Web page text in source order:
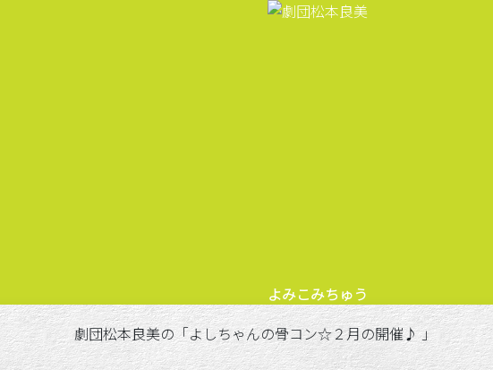
よみこみちゅう
松本良美の「よしちゃんの骨コン☆２月の開催♪ 」